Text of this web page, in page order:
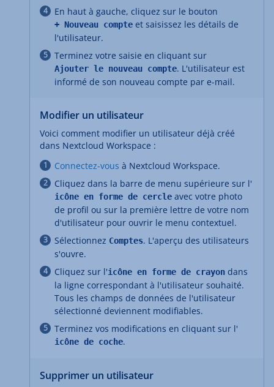
En haut à gauche, cliquez sur le bouton
+ Nouveau compte et saisissez les détails de
l'utilisateur.
Terminez votre saisie en cliquant sur
Ajouter le nouveau compte. L'utilisateur est
informé de son nouveau compte par e-mail.
Modifier un utilisateur
Voici comment modifier un utilisateur déjà créé
dans Nextcloud Workspace :
Connectez-vous à Nextcloud Workspace.
Cliquez dans la barre de menu supérieure sur l'
icône en forme de cercle avec votre photo
de profil ou sur la première lettre de votre nom
d'utilisateur pour ouvrir le menu contextuel.
Sélectionnez Comptes. L'aperçu des utilisateurs
s'ouvre.
Cliquez sur l'icône en forme de crayon dans
la ligne correspondant à l'utilisateur souhaité.
Tous les champs de données de l'utilisateur
sélectionné deviennent modifiables.
Terminez vos modifications en cliquant sur l'
icône de coche.
Supprimer un utilisateur